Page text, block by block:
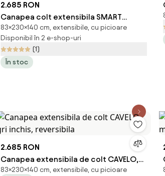
2.685 RON
Canapea colt extensibila SMART
COSARO bej deschis, cu colt bilateral
+ 2 perne CADOU
83×230×140 cm, extensibile, cu picioare
Disponibil în 2 e-shop-uri
(1)
În stoc
2.685 RON
Canapea extensibila de colt CAVELO,
gri inchis, reversibila
83×230×140 cm, extensibile, cu picioare